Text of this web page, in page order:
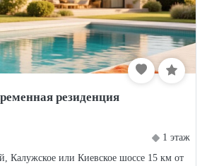
резиденция
1 этаж
Калужское или Киевское шоссе 15 км от